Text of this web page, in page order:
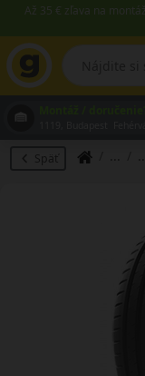
Až 35 € zľava na
Späť